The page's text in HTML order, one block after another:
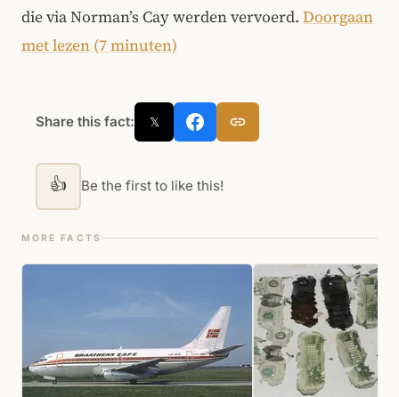
die via Norman’s Cay werden vervoerd. Doorgaan
met lezen (7 minuten)
Share this fact: 𝕏
👍 Be the first to like this!
MORE FACTS